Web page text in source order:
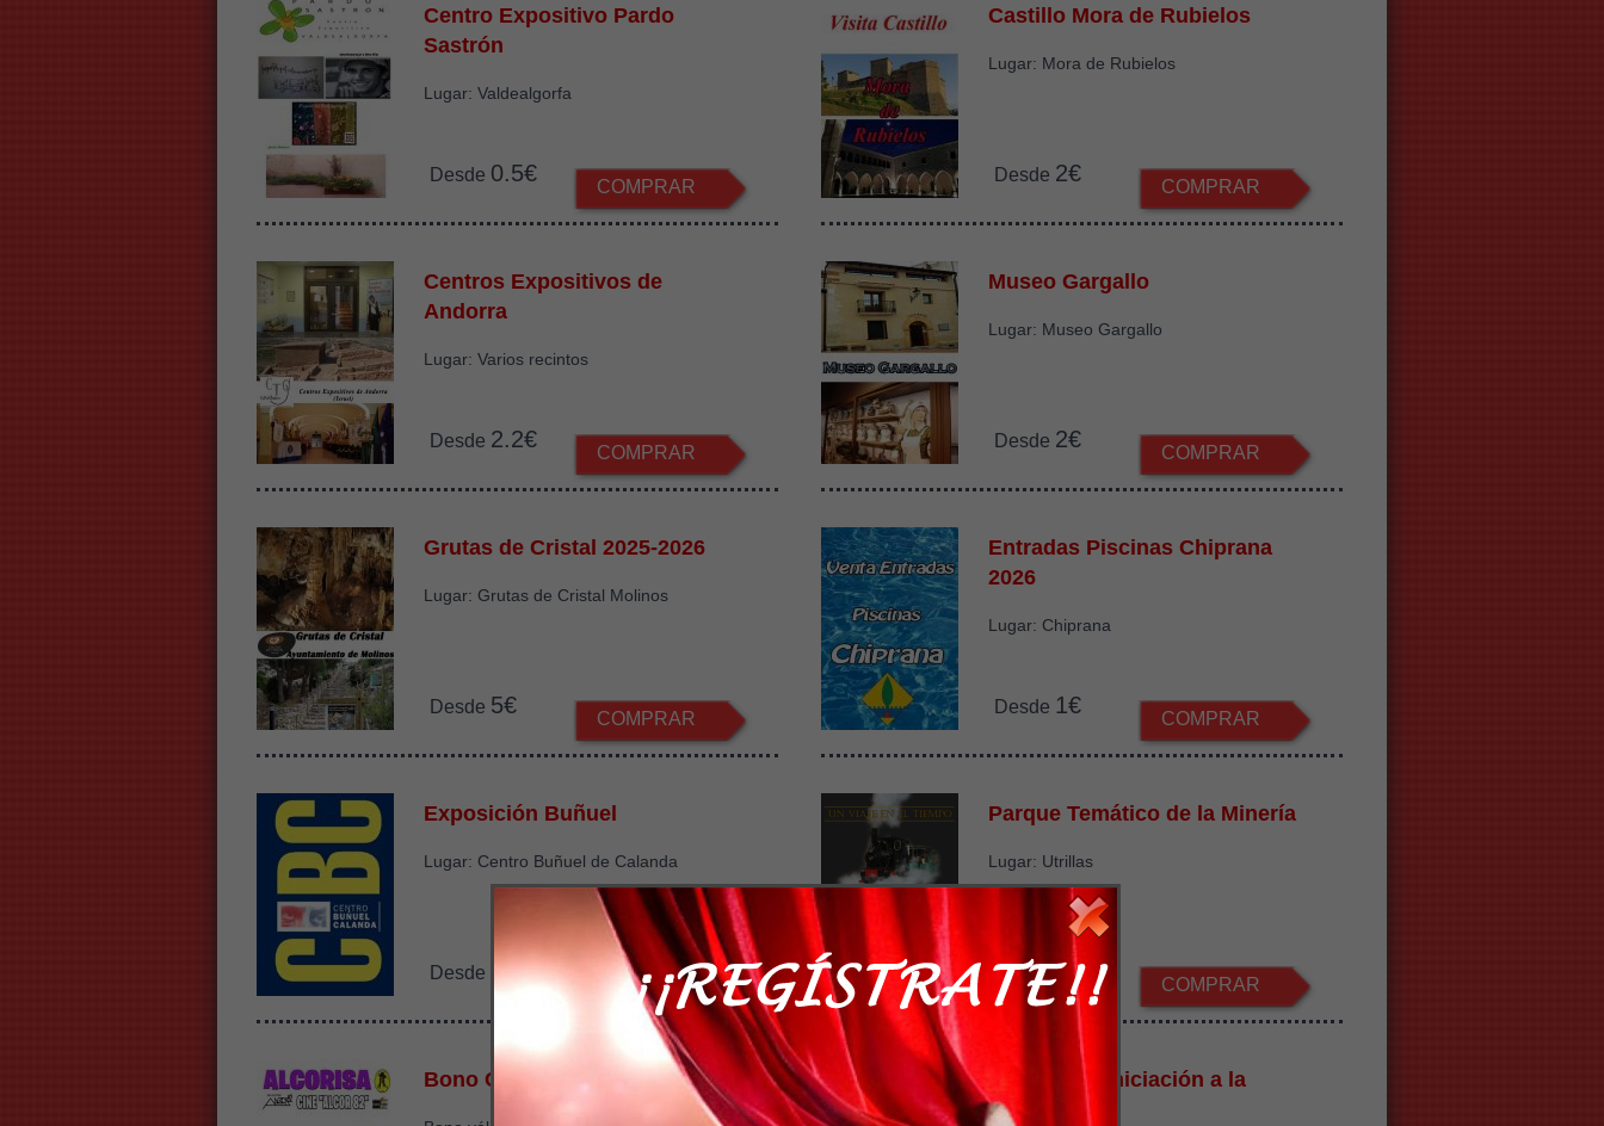
Centro Expositivo Pardo
Sastrón
Lugar: Valdealgorfa
Desde 0.5€
COMPRAR
Castillo Mora de Rubielos
Lugar: Mora de Rubielos
Desde 2€
COMPRAR
Centros Expositivos de
Andorra
Lugar: Varios recintos
Desde 2.2€
COMPRAR
Museo Gargallo
Lugar: Museo Gargallo
Desde 2€
COMPRAR
Grutas de Cristal 2025-2026
Lugar: Grutas de Cristal Molinos
Desde 5€
COMPRAR
Entradas Piscinas Chiprana
2026
Lugar: Chiprana
Desde 1€
COMPRAR
Exposición Buñuel
Lugar: Centro Buñuel de Calanda
Desde 3.5€
COMPRAR
Parque Temático de la Minería
Lugar: Utrillas
Desde3€
COMPRAR
Bono Cine Alcor82
II Curso de Iniciación a la
Arqueología